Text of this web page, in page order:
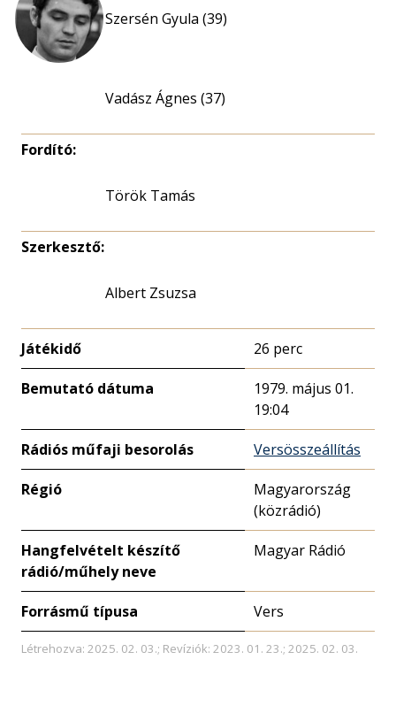
Szersén Gyula (39)
Vadász Ágnes (37)
Fordító:
Török Tamás
Szerkesztő:
Albert Zsuzsa
Játékidő 26 perc
Bemutató dátuma
1979. május 01.
19:04
Rádiós műfaji besorolás Versösszeállítás
Régió
Magyarország
(közrádió)
Hangfelvételt készítő
rádió/műhely neve
Magyar Rádió
Forrásmű típusa Vers
Létrehozva: 2025. 02. 03.; Revíziók: 2023. 01. 23.; 2025. 02. 03.